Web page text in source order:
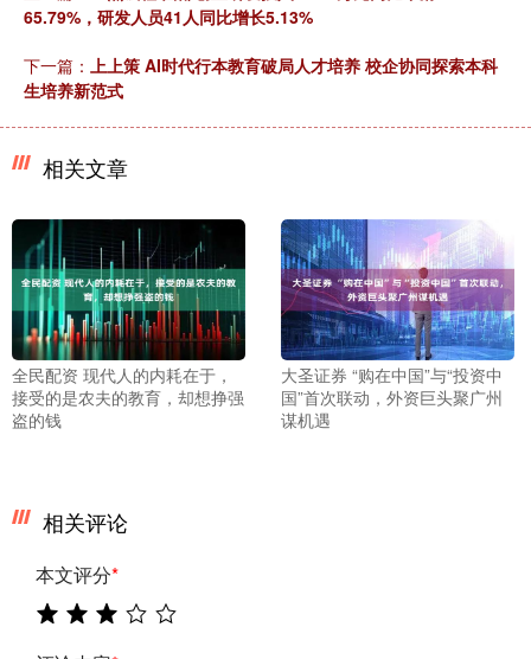
65.79%，研发人员41人同比增长5.13%
下一篇： 上上策 AI时代行本教育破局人才培养 校企协同探索本科
生培养新范式
相关文章
全民配资 现代人的内耗在于，
接受的是农夫的教育，却想挣强
盗的钱
大圣证券 “购在中国”与“投资中
国”首次联动，外资巨头聚广州
谋机遇
相关评论
本文评分*